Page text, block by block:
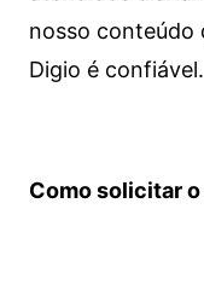
nosso conteúdo
Digio é confiável.
Como solicitar